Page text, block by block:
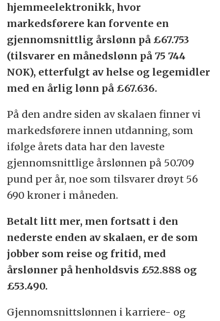
hjemmeelektronikk, hvor
markedsførere kan forvente en
gjennomsnittlig årslønn på £67.753
(tilsvarer en månedslønn på 75 744
NOK), etterfulgt av helse og legemidler
med en årlig lønn på £67.636.
På den andre siden av skalaen finner vi
markedsførere innen utdanning, som
ifølge årets data har den laveste
gjennomsnittlige årslønnen på 50.709
pund per år, noe som tilsvarer drøyt 56
690 kroner i måneden.
Betalt litt mer, men fortsatt i den
nederste enden av skalaen, er de som
jobber som reise og fritid, med
årslønner på henholdsvis £52.888 og
£53.490.
Gjennomsnittslønnen i karriere- og